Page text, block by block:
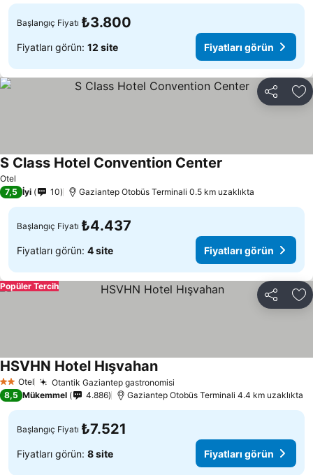
Başlangıç Fiyatı ₺3.800
Fiyatları görün: 12 site Fiyatları görün
Paylaş
Otel
S Class Hotel Convention Center
7,5 İyi 10 Gaziantep Otobüs Terminali 0.5 km uzaklıkta
Başlangıç Fiyatı ₺4.437
Fiyatları görün: 4 site Fiyatları görün
Paylaş
Popüler Tercih
2 Yıldız
Otel Otantik Gaziantep gastronomisi
HSVHN Hotel HışvahanFiyatları görün
8,5 Mükemmel 4.886 Gaziantep Otobüs Terminali 4.4 km uzaklıkta
Başlangıç Fiyatı ₺7.521
Fiyatları görün: 8 site Fiyatları görün